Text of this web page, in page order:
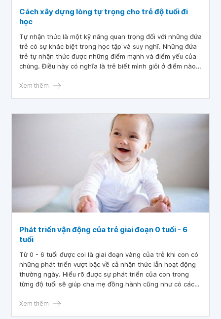
Cách xây dựng lòng tự trọng cho trẻ độ tuổi đi
học
Tự nhận thức là một kỹ năng quan trọng đối với những đứa
trẻ có sự khác biệt trong học tập và suy nghĩ. Những đứa
trẻ tự nhận thức được những điểm mạnh và điểm yếu của
chúng. Điều này có nghĩa là trẻ biết mình giỏi ở điểm nào
mắc chứng khó tự nhận thức có thể thừa nhận rằng em
trường lớp có thể giúp con bạn thành công ở độ tuổi đi
học. Điều này cũng có thể giúp con học cách thể hiện cho
nhu cầu của mình khi lớn hơn. Trong bài viết này chúng tôi
sẽ cung cấp những thông tin hữu ích để giúp bạn biết cách
dạy con lòng tự trọng cho trẻ độ tuổi đi học.
Xem thêm
Phát triển vận động của trẻ giai đoạn 0 tuổi - 6
tuổi
Từ 0 - 6 tuổi được coi là giai đoạn vàng của trẻ khi con có
những phát triển vượt bậc về cả nhận thức lẫn hoạt động
thường ngày. Hiểu rõ được sự phát triển của con trong
từng độ tuổi sẽ giúp cha mẹ đồng hành cũng như có cách
Xem thêm